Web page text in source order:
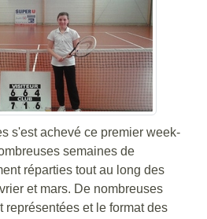
s'est achevé ce premier week-
semaines de
réparties tout au long des
et mars. De nombreuses
représentées et le format des